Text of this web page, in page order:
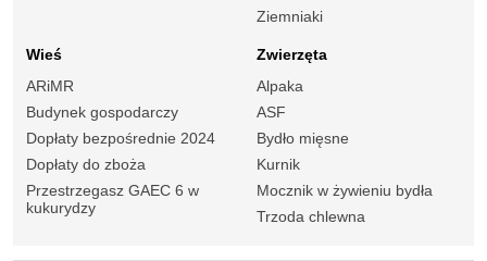
Ziemniaki
Wieś
ARiMR
Budynek gospodarczy
Dopłaty bezpośrednie 2024
Dopłaty do zboża
Przestrzegasz GAEC 6 w
kukurydzy
Zwierzęta
Alpaka
ASF
Bydło mięsne
Kurnik
Mocznik w żywieniu bydła
Trzoda chlewna